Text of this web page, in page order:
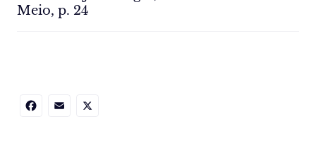
Meio, p. 24